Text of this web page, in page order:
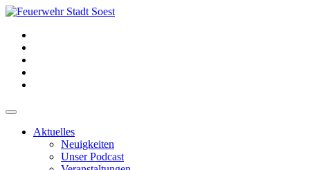
Aktuelles
Neuigkeiten
Unser Podcast